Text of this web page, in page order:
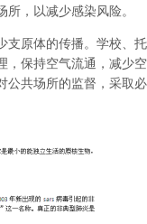
，以减少感染风险。
支原体的传播。学校、托
，保持空气流通，减少空
公共场所的监督，采取必